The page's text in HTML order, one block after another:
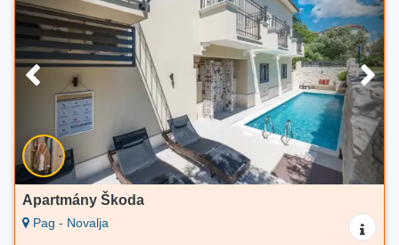
Apartmány Škoda
Pag - Novalja